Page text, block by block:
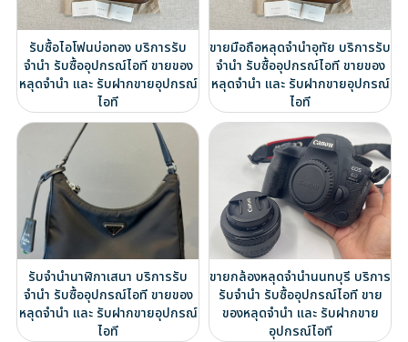
รับซื้อไอโฟนบ่อทอง บริการรับ
จำนำ รับซื้ออุปกรณ์ไอที ขายของ
หลุดจำนำ และ รับฝากขายอุปกรณ์
ไอที
ขายมือถือหลุดจำนำอุทัย บริการรับ
จำนำ รับซื้ออุปกรณ์ไอที ขายของ
หลุดจำนำ และ รับฝากขายอุปกรณ์
ไอที
รับจำนำนาฬิกาเสนา บริการรับ
จำนำ รับซื้ออุปกรณ์ไอที ขายของ
หลุดจำนำ และ รับฝากขายอุปกรณ์
ไอที
ขายกล้องหลุดจำนำนนทบุรี บริการ
รับจำนำ รับซื้ออุปกรณ์ไอที ขาย
ของหลุดจำนำ และ รับฝากขาย
อุปกรณ์ไอที